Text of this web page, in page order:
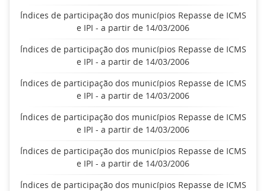
Índices de participação dos municípios Repasse de ICMS
e IPI - a partir de 14/03/2006
Índices de participação dos municípios Repasse de ICMS
e IPI - a partir de 14/03/2006
Índices de participação dos municípios Repasse de ICMS
e IPI - a partir de 14/03/2006
Índices de participação dos municípios Repasse de ICMS
e IPI - a partir de 14/03/2006
Índices de participação dos municípios Repasse de ICMS
e IPI - a partir de 14/03/2006
Índices de participação dos municípios Repasse de ICMS